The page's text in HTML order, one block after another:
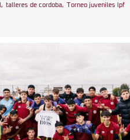
, talleres de cordoba, Torneo juveniles lpf